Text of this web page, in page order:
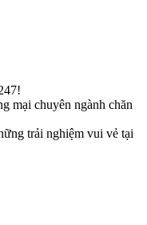
mại chuyên ngành chăn
trải nghiệm vui vẻ tại